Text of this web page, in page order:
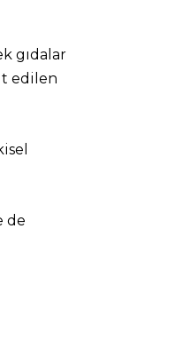
gıdalar
edilen
de